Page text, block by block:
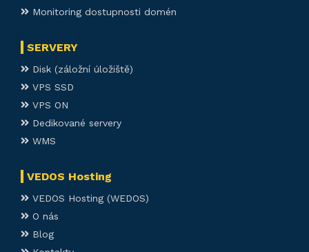
Monitoring dostupnosti domén
SERVERY
Disk (záložní úložiště)
VPS SSD
VPS ON
Dedikované servery
WMS
VEDOS Hosting
VEDOS Hosting (WEDOS)
O nás
Blog